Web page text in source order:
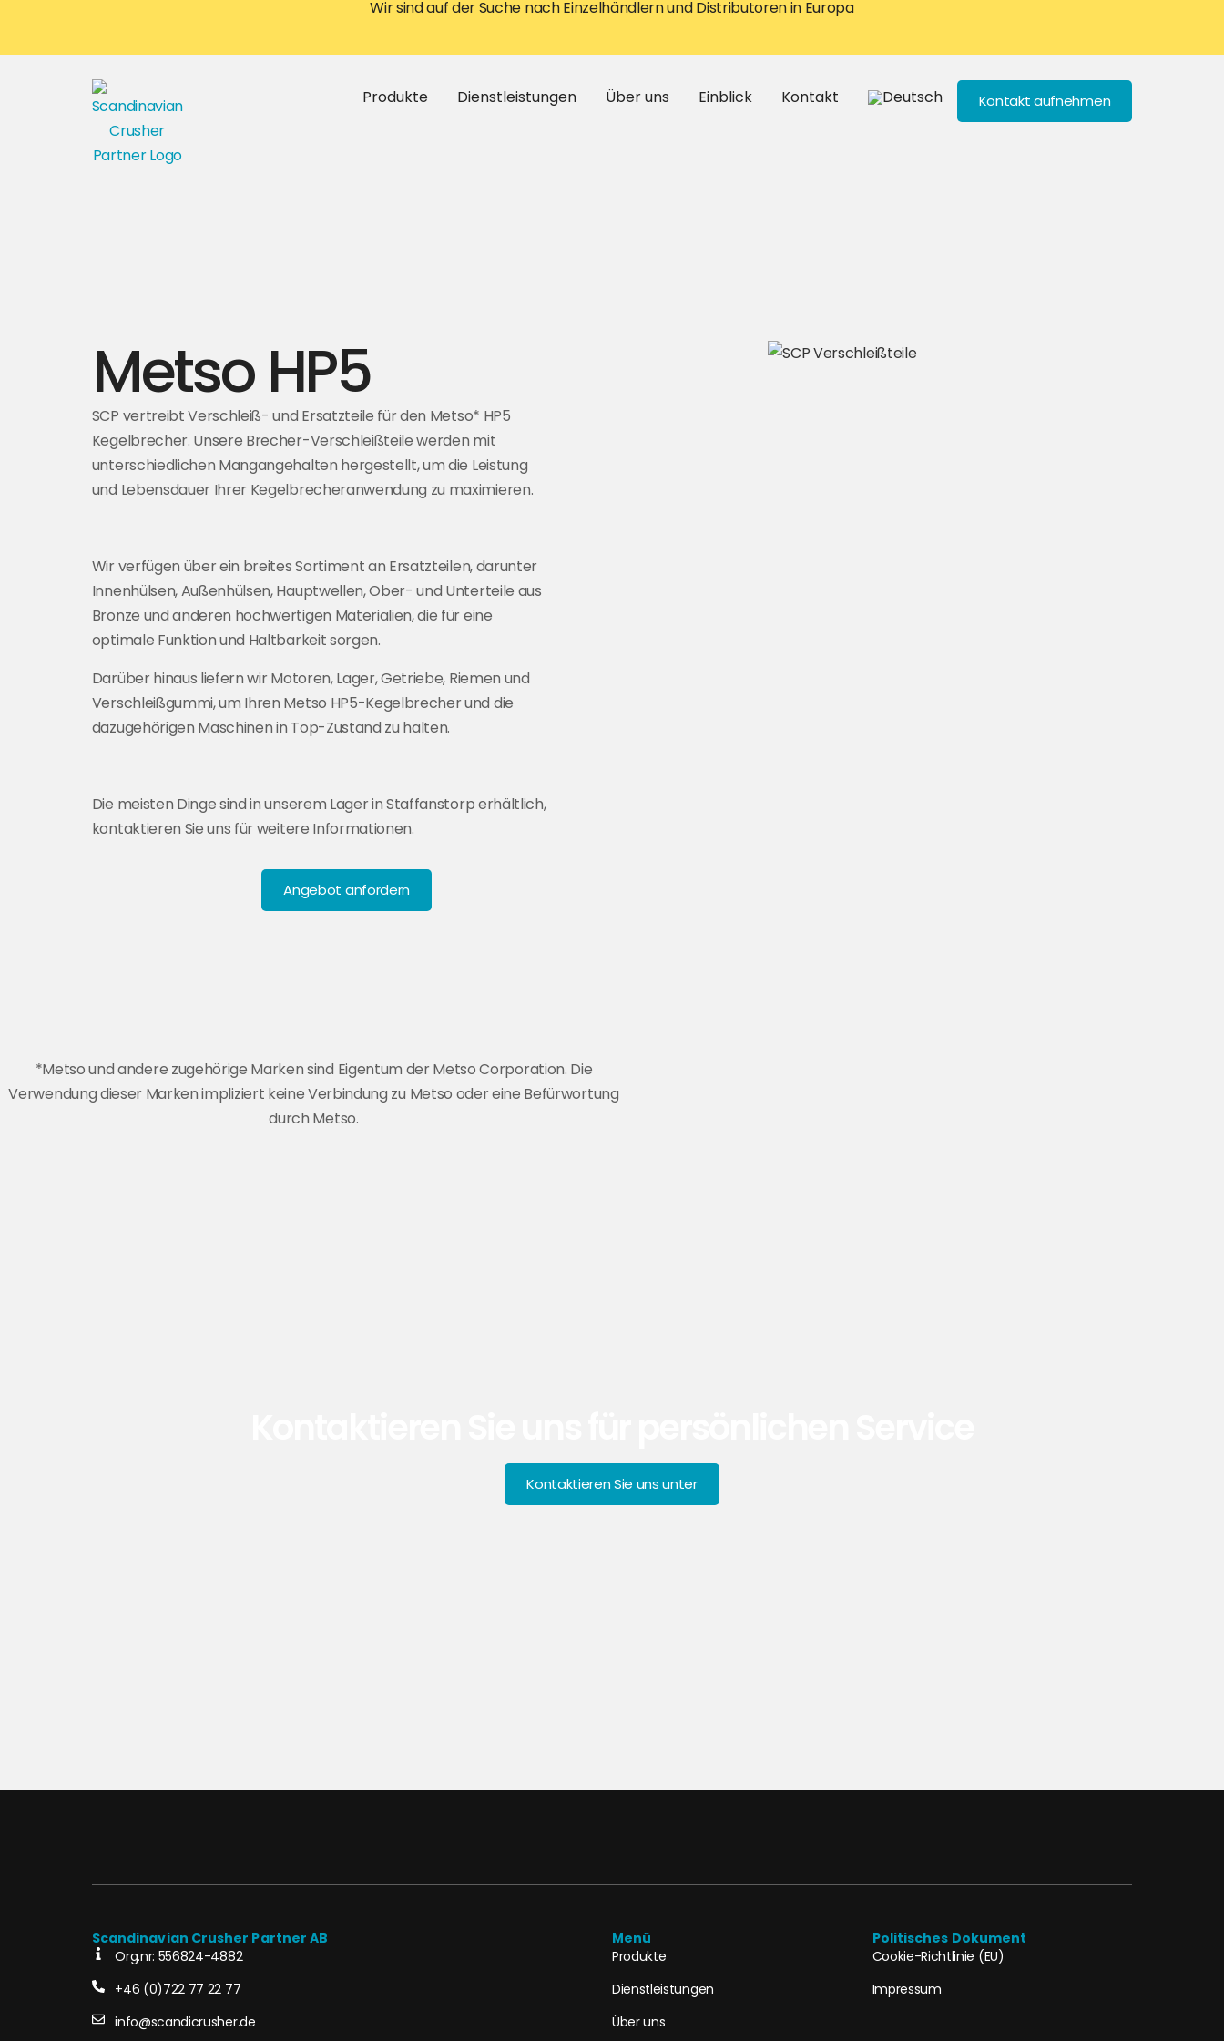
Wir sind auf der Suche nach Einzelhändlern und Distributoren in Europa
Produkte Dienstleistungen Über uns Einblick Kontakt Kontakt aufnehmen
Metso HP5
SCP vertreibt Verschleiß- und Ersatzteile für den Metso* HP5
Kegelbrecher. Unsere Brecher-Verschleißteile werden mit
unterschiedlichen Mangangehalten hergestellt, um die Leistung
und Lebensdauer Ihrer Kegelbrecheranwendung zu maximieren.
Wir verfügen über ein breites Sortiment an Ersatzteilen, darunter
Innenhülsen, Außenhülsen, Hauptwellen, Ober- und Unterteile aus
Bronze und anderen hochwertigen Materialien, die für eine
optimale Funktion und Haltbarkeit sorgen.
Darüber hinaus liefern wir Motoren, Lager, Getriebe, Riemen und
Verschleißgummi, um Ihren Metso HP5-Kegelbrecher und die
dazugehörigen Maschinen in Top-Zustand zu halten.
Die meisten Dinge sind in unserem Lager in Staffanstorp erhältlich,
kontaktieren Sie uns für weitere Informationen.
Angebot anfordern
*Metso und andere zugehörige Marken sind Eigentum der Metso Corporation. Die
Verwendung dieser Marken impliziert keine Verbindung zu Metso oder eine Befürwortung
durch Metso.
Kontaktieren Sie uns unter
Scandinavian Crusher Partner AB
Org.nr: 556824-4882
+46 (0)722 77 22 77
info@scandicrusher.de
Menü
Produkte
Dienstleistungen
Über uns
Politisches Dokument
Cookie-Richtlinie (EU)
Impressum